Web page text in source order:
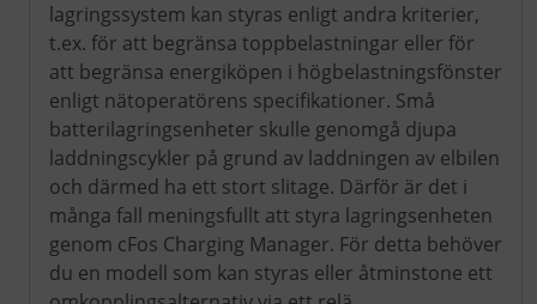
lagringssystem kan styras enligt andra kriterier,
t.ex. för att begränsa toppbelastningar eller för
att begränsa energiköpen i högbelastningsfönster
enligt nätoperatörens specifikationer. Små
batterilagringsenheter skulle genomgå djupa
laddningscykler på grund av laddningen av elbilen
och därmed ha ett stort slitage. Därför är det i
många fall meningsfullt att styra lagringsenheten
genom cFos Charging Manager. För detta behöver
du en modell som kan styras eller åtminstone ett